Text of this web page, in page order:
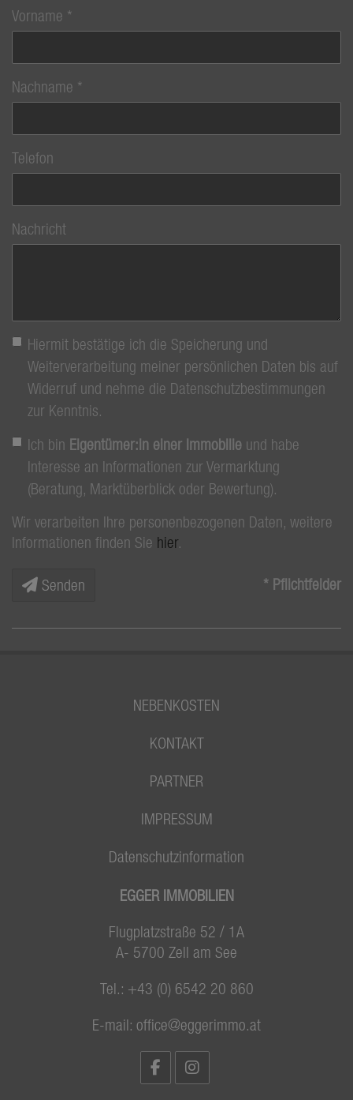
Vorname
Nachname
Telefon
Nachricht
Hiermit bestätige ich die Speicherung und
Weiterverarbeitung meiner persönlichen Daten bis auf
Widerruf und nehme die Datenschutzbestimmungen
zur Kenntnis.
Ich bin Eigentümer:in einer Immobilie und habe
Interesse an Informationen zur Vermarktung
(Beratung, Marktüberblick oder Bewertung).
Wir verarbeiten Ihre personenbezogenen Daten, weitere
Informationen finden Sie hier.
Senden * Pflichtfelder
NEBENKOSTEN
KONTAKT
PARTNER
IMPRESSUM
Datenschutzinformation
EGGER IMMOBILIEN
Flugplatzstraße 52 / 1A
A- 5700 Zell am See
Tel.: +43 (0) 6542 20 860
E-mail: office@eggerimmo.at